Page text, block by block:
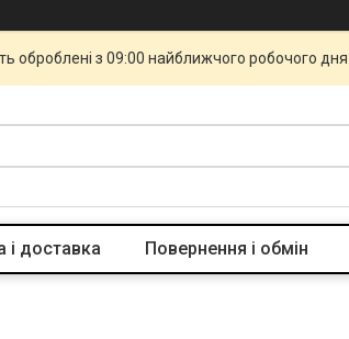
оброблені з 09:00 найближчого робочого дня
і доставка Повернення і обмін